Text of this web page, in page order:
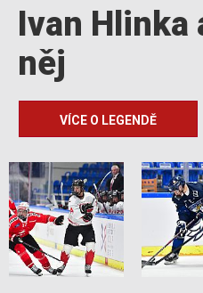
Ivan Hlinka
něj
VÍCE O LEGENDĚ